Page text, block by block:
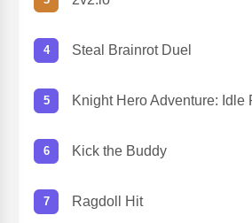
Steal Brainrot Duel
Knight Hero Adventure: Idle
Kick the Buddy
Ragdoll Hit